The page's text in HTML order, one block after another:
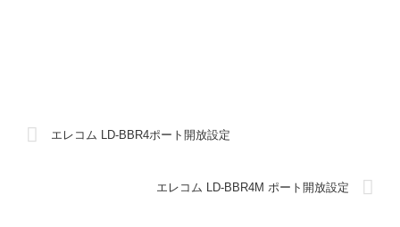
エレコム LD-BBR4ポート開放設定
エレコム LD-BBR4M ポート開放設定